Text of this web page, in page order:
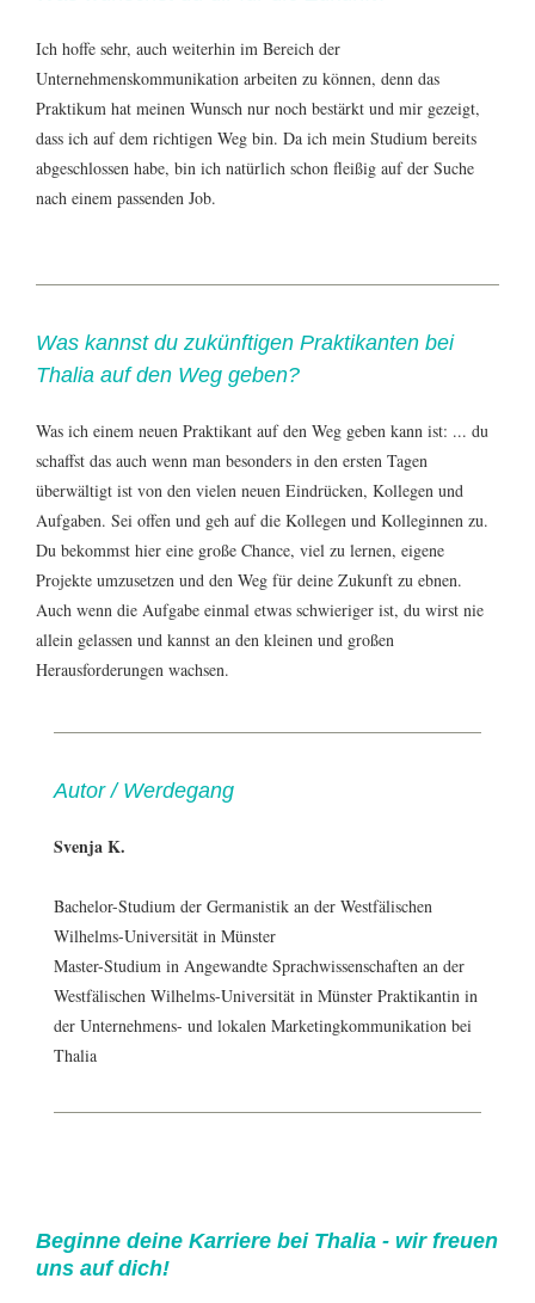
Ich hoffe sehr, auch weiterhin im Bereich der
Unternehmenskommunikation arbeiten zu können, denn das
Praktikum hat meinen Wunsch nur noch bestärkt und mir gezeigt,
dass ich auf dem richtigen Weg bin. Da ich mein Studium bereits
abgeschlossen habe, bin ich natürlich schon fleißig auf der Suche
nach einem passenden Job.
Was kannst du zukünftigen Praktikanten bei
Thalia auf den Weg geben?
Was ich einem neuen Praktikant auf den Weg geben kann ist: ... du
schaffst das auch wenn man besonders in den ersten Tagen
überwältigt ist von den vielen neuen Eindrücken, Kollegen und
Aufgaben. Sei offen und geh auf die Kollegen und Kolleginnen zu.
Du bekommst hier eine große Chance, viel zu lernen, eigene
Projekte umzusetzen und den Weg für deine Zukunft zu ebnen.
Auch wenn die Aufgabe einmal etwas schwieriger ist, du wirst nie
allein gelassen und kannst an den kleinen und großen
Herausforderungen wachsen.
Autor / Werdegang
Svenja K.
Bachelor-Studium der Germanistik an der Westfälischen
Wilhelms-Universität in Münster
Master-Studium in Angewandte Sprachwissenschaften an der
Westfälischen Wilhelms-Universität in Münster Praktikantin in
der Unternehmens- und lokalen Marketingkommunikation bei
Thalia
Beginne deine Karriere bei Thalia - wir freuen
uns auf dich!